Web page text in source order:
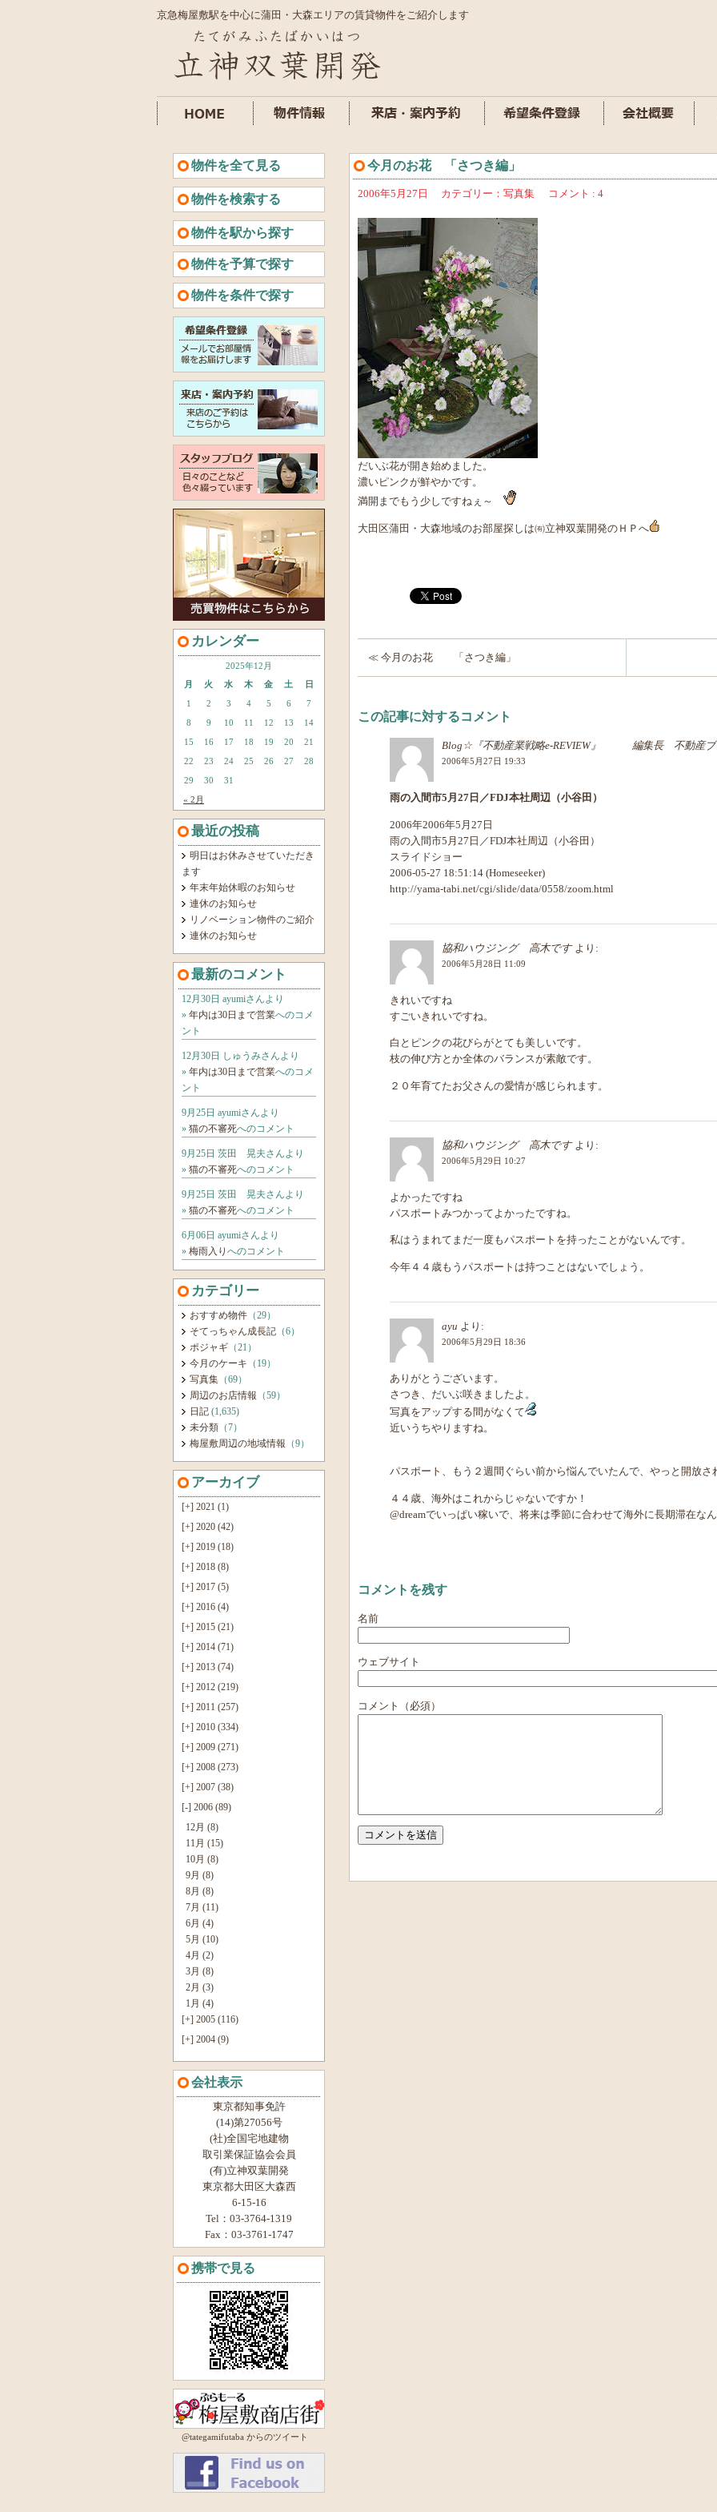
京急梅屋敷駅を中心に蒲田・大森エリアの賃貸物件をご紹介します
物件を全て見る
物件を検索する
物件を駅から探す
物件を予算で探す
物件を条件で探す
カレンダー
2025年12月
月
火 水 木 金 土 日
« 2月
1 2 3 4 5 6
7
8
9 10 11 12 13
14
15
16 17 18 19 20
21
22
23 24 25 26 27
28
29
30 31
最近の投稿
明日はお休みさせていただき
ます
年末年始休暇のお知らせ
連休のお知らせ
リノベーション物件のご紹介
連休のお知らせ
最新のコメント
12月30日 ayumiさんより
» 年内は30日まで営業へのコメ
ント
12月30日 しゅうみさんより
» 年内は30日まで営業へのコメ
ント
9月25日 ayumiさんより
» 猫の不審死へのコメント
9月25日 茨田 晃夫さんより
» 猫の不審死へのコメント
9月25日 茨田 晃夫さんより
» 猫の不審死へのコメント
6月06日 ayumiさんより
» 梅雨入り へのコメント
カテゴリー
おすすめ物件 （29）
そてっちゃん成長記 （6）
ポジャギ （21）
今月のケーキ （19）
写真集 （69）
周辺のお店情報 （59）
日記 (1,635)
未分類 （7）
梅屋敷周辺の地域情報 （9）
アーカイブ
[+] 2021 (1)
[+] 2020 (42)
[+] 2019 (18)
[+] 2018 (8)
[+] 2017 (5)
[+] 2016 (4)
[+] 2015 (21)
[+] 2014 (71)
[+] 2013 (74)
[+] 2012 (219)
[+] 2011 (257)
[+] 2010 (334)
[+] 2009 (271)
[+] 2008 (273)
[+] 2007 (38)
[-] 2006 (89)
12月 (8)
11月 (15)
10月 (8)
9月 (8)
8月 (8)
7月 (11)
6月 (4)
5月 (10)
4月 (2)
3月 (8)
2月 (3)
1月 (4)
[+] 2005 (116)
[+] 2004 (9)
会社表示
東京都知事免許
(14)第27056号
(社)全国宅地建物
取引業保証協会会員
(有)立神双葉開発
東京都大田区大森西
6-15-16
Tel：03-3764-1319
Fax：03-3761-1747
携帯で見る
@tategamifutaba からのツイート
今月のお花 「さつき編」
2006年5月27日 カテゴリー：写真集 コメント : 4
だいぶ花が開き始めました。
濃いピンクが鮮やかです。
満開までもう少しですねぇ～
大田区蒲田・大森地域のお部屋探しは㈲立神双葉開発のＨＰへ
≪ 今月のお花 「さつき編」
この記事に対するコメント
Blog☆『不動産業戦略e-REVIEW』 編集長 不動産ブ
2006年5月27日 19:33
雨の入間市5月27日／FDJ本社周辺（小谷田）
2006年2006年5月27日
雨の入間市5月27日／FDJ本社周辺（小谷田）
スライドショー
2006-05-27 18:51:14 (Homeseeker)
http://yama-tabi.net/cgi/slide/data/0558/zoom.html
協和ハウジング 高木です より:
2006年5月28日 11:09
きれいですね
すごいきれいですね。
白とピンクの花びらがとても美しいです。
枝の伸び方とか全体のバランスが素敵です。
２０年育てたお父さんの愛情が感じられます。
協和ハウジング 高木です より:
2006年5月29日 10:27
よかったですね
パスポートみつかってよかったですね。
私はうまれてまだ一度もパスポートを持ったことがないんです。
今年４４歳もうパスポートは持つことはないでしょう。
ayu より:
2006年5月29日 18:36
ありがとうございます。
さつき、だいぶ咲きましたよ。
写真をアップする間がなくて
近いうちやりますね。
パスポート、もう２週間ぐらい前から悩んでいたんで、やっと開放さ
４４歳、海外はこれからじゃないですか！
@dreamでいっぱい稼いで、将来は季節に合わせて海外に長期滞在な
コメントを残す
名前
ウェブサイト
コメント（必須）